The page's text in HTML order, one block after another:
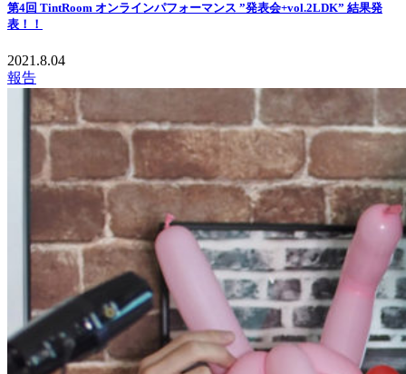
第4回 TintRoom オンラインパフォーマンス ”発表会+vol.2LDK” 結果発
表！！
2021.8.04
報告